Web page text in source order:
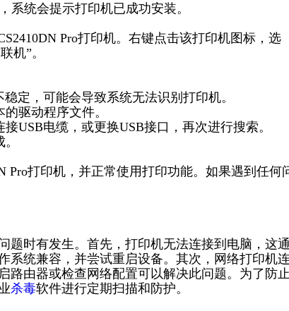
系统会提示打印机已成功安装。
Pro打印机。右键点击该打印机图标，选
机”。
定，可能会导致系统无法识别打印机。
驱动程序文件。
USB电缆，或更换USB接口，再次进行搜索。
Pro打印机，并正常使用打印功能。如果遇到任何
题时有发生。首先，打印机无法连接到电脑，这
系统兼容，并尝试重启设备。其次，网络打印机
路由器或检查网络配置可以解决此问题。为了防
杀毒软件进行定期扫描和防护。